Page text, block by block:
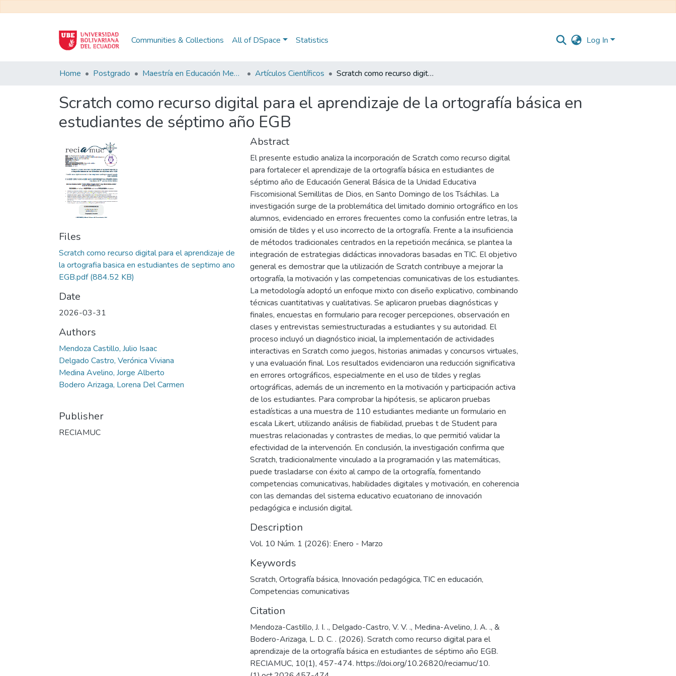
Communities & Collections All of DSpace Statistics Log In
Home Postgrado Maestría en Educación Mención en Pedagogía en Entornos Digitales Artículos Científicos Scratch como recurso digital para el aprendizaje de la ortografía básica en estudiantes de séptimo año EGB
Scratch como recurso digital para el aprendizaje de la ortografía básica en
estudiantes de séptimo año EGB
Files
Scratch como recurso digital para el aprendizaje de
la ortografia basica en estudiantes de septimo ano
EGB.pdf(884.52 KB)
Date
2026-03-31
Authors
Mendoza Castillo, Julio Isaac
Delgado Castro, Verónica Viviana
Medina Avelino, Jorge Alberto
Bodero Arizaga, Lorena Del Carmen
Publisher
RECIAMUC
Abstract
El presente estudio analiza la incorporación de Scratch como recurso digital
para fortalecer el aprendizaje de la ortografía básica en estudiantes de
séptimo año de Educación General Básica de la Unidad Educativa
Fiscomisional Semillitas de Dios, en Santo Domingo de los Tsáchilas. La
investigación surge de la problemática del limitado dominio ortográfico en los
alumnos, evidenciado en errores frecuentes como la confusión entre letras, la
omisión de tildes y el uso incorrecto de la ortografía. Frente a la insuficiencia
de métodos tradicionales centrados en la repetición mecánica, se plantea la
integración de estrategias didácticas innovadoras basadas en TIC. El objetivo
general es demostrar que la utilización de Scratch contribuye a mejorar la
ortografía, la motivación y las competencias comunicativas de los estudiantes.
La metodología adoptó un enfoque mixto con diseño explicativo, combinando
técnicas cuantitativas y cualitativas. Se aplicaron pruebas diagnósticas y
finales, encuestas en formulario para recoger percepciones, observación en
clases y entrevistas semiestructuradas a estudiantes y su autoridad. El
proceso incluyó un diagnóstico inicial, la implementación de actividades
interactivas en Scratch como juegos, historias animadas y concursos virtuales,
y una evaluación final. Los resultados evidenciaron una reducción significativa
en errores ortográficos, especialmente en el uso de tildes y reglas
ortográficas, además de un incremento en la motivación y participación activa
de los estudiantes. Para comprobar la hipótesis, se aplicaron pruebas
estadísticas a una muestra de 110 estudiantes mediante un formulario en
escala Likert, utilizando análisis de fiabilidad, pruebas t de Student para
muestras relacionadas y contrastes de medias, lo que permitió validar la
efectividad de la intervención. En conclusión, la investigación confirma que
Scratch, tradicionalmente vinculado a la programación y las matemáticas,
puede trasladarse con éxito al campo de la ortografía, fomentando
competencias comunicativas, habilidades digitales y motivación, en coherencia
con las demandas del sistema educativo ecuatoriano de innovación
pedagógica e inclusión digital.
Description
Vol. 10 Núm. 1 (2026): Enero - Marzo
Keywords
Scratch, Ortografía básica, Innovación pedagógica,TIC en educación,
Competencias comunicativas
Citation
Mendoza-Castillo, J. I. ., Delgado-Castro, V. V. ., Medina-Avelino, J. A. ., &
Bodero-Arizaga, L. D. C. . (2026). Scratch como recurso digital para el
aprendizaje de la ortografía básica en estudiantes de séptimo año EGB.
RECIAMUC, 10(1), 457-474. https://doi.org/10.26820/reciamuc/10.